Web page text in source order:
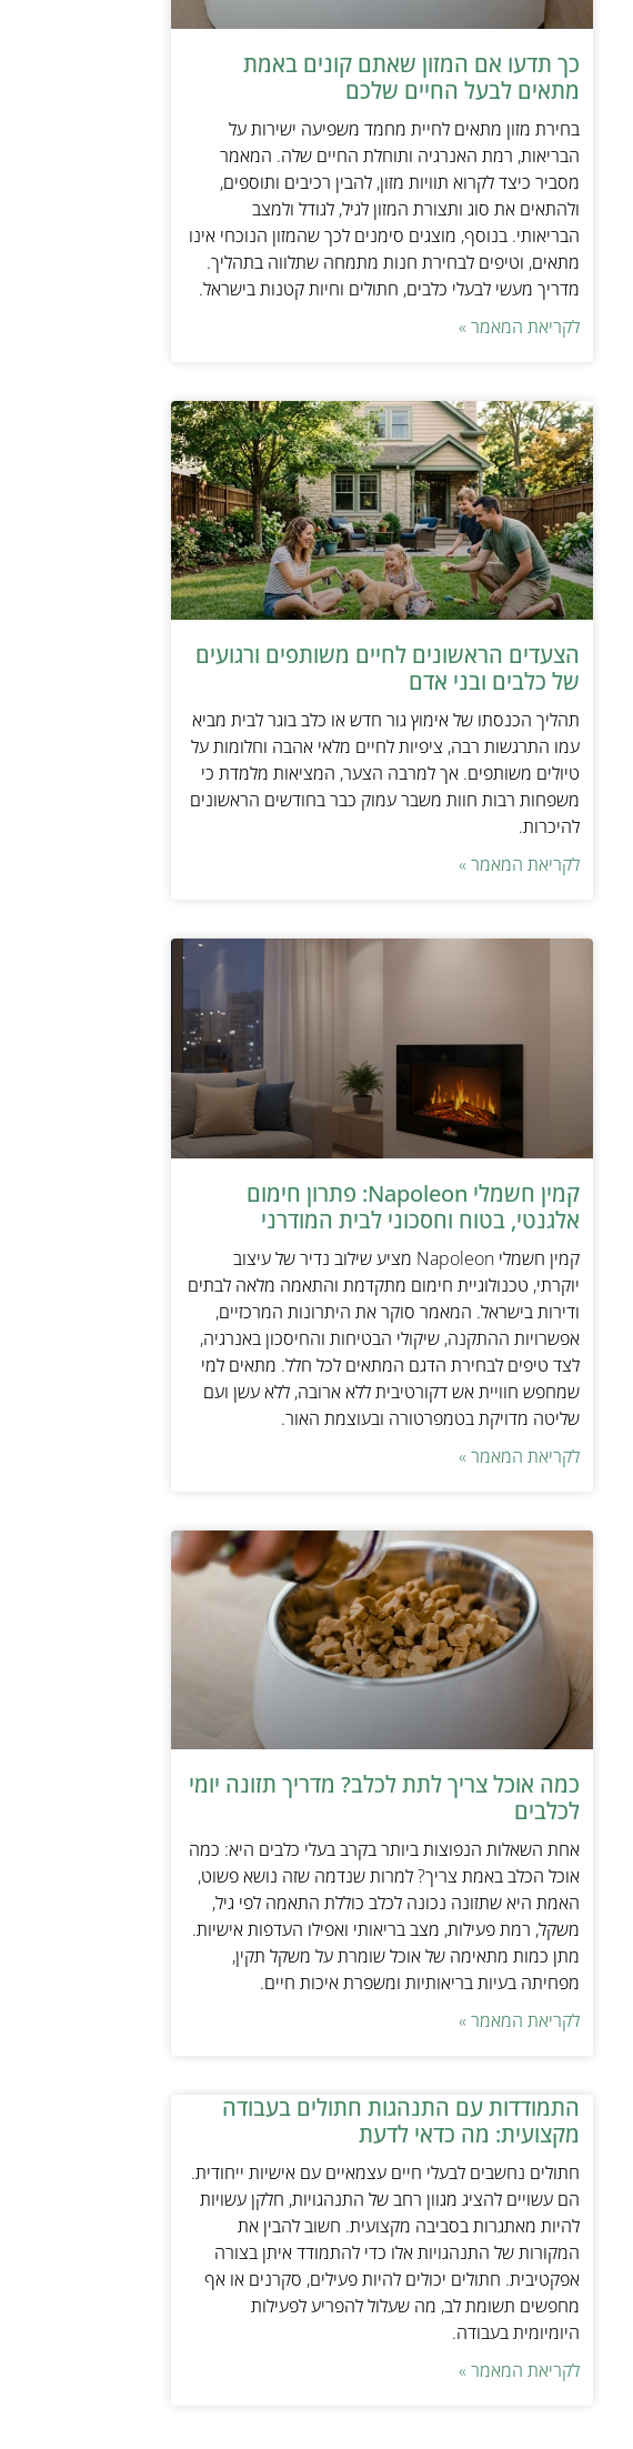
כך תדעו אם המזון שאתם קונים באמת
מתאים לבעל החיים שלכם
בחירת מזון מתאים לחיית מחמד משפיעה ישירות על
הבריאות, רמת האנרגיה ותוחלת החיים שלה. המאמר
מסביר כיצד לקרוא תוויות מזון, להבין רכיבים ותוספים,
ולהתאים את סוג ותצורת המזון לגיל, לגודל ולמצב
הבריאותי. בנוסף, מוצגים סימנים לכך שהמזון הנוכחי אינו
מתאים, וטיפים לבחירת חנות מתמחה שתלווה בתהליך.
מדריך מעשי לבעלי כלבים, חתולים וחיות קטנות בישראל.
לקריאת המאמר »
הצעדים הראשונים לחיים משותפים ורגועים
של כלבים ובני אדם
תהליך הכנסתו של אימוץ גור חדש או כלב בוגר לבית מביא
עמו התרגשות רבה, ציפיות לחיים מלאי אהבה וחלומות על
טיולים משותפים. אך למרבה הצער, המציאות מלמדת כי
משפחות רבות חוות משבר עמוק כבר בחודשים הראשונים
להיכרות.
לקריאת המאמר »
קמין חשמלי Napoleon: פתרון חימום
אלגנטי, בטוח וחסכוני לבית המודרני
קמין חשמלי Napoleon מציע שילוב נדיר של עיצוב
יוקרתי, טכנולוגיית חימום מתקדמת והתאמה מלאה לבתים
ודירות בישראל. המאמר סוקר את היתרונות המרכזיים,
אפשרויות ההתקנה, שיקולי הבטיחות והחיסכון באנרגיה,
לצד טיפים לבחירת הדגם המתאים לכל חלל. מתאים למי
שמחפש חוויית אש דקורטיבית ללא ארובה, ללא עשן ועם
שליטה מדויקת בטמפרטורה ובעוצמת האור.
לקריאת המאמר »
כמה אוכל צריך לתת לכלב? מדריך תזונה יומי
לכלבים
אחת השאלות הנפוצות ביותר בקרב בעלי כלבים היא: כמה
אוכל הכלב באמת צריך? למרות שנדמה שזה נושא פשוט,
האמת היא שתזונה נכונה לכלב כוללת התאמה לפי גיל,
משקל, רמת פעילות, מצב בריאותי ואפילו העדפות אישיות.
מתן כמות מתאימה של אוכל שומרת על משקל תקין,
מפחיתה בעיות בריאותיות ומשפרת איכות חיים.
לקריאת המאמר »
התמודדות עם התנהגות חתולים בעבודה
מקצועית: מה כדאי לדעת
חתולים נחשבים לבעלי חיים עצמאיים עם אישיות ייחודית.
הם עשויים להציג מגוון רחב של התנהגויות, חלקן עשויות
להיות מאתגרות בסביבה מקצועית. חשוב להבין את
המקורות של התנהגויות אלו כדי להתמודד איתן בצורה
אפקטיבית. חתולים יכולים להיות פעילים, סקרנים או אף
מחפשים תשומת לב, מה שעלול להפריע לפעילות
היומיומית בעבודה.
לקריאת המאמר »